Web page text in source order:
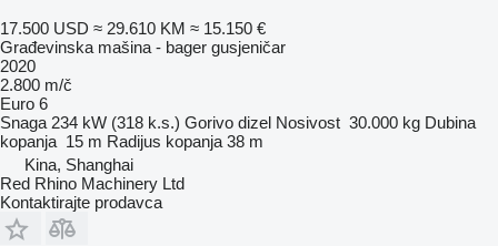
17.500 USD ≈ 29.610 KM ≈ 15.150 €
Građevinska mašina - bager gusjeničar
2020
2.800 m/č
Euro 6
Snaga 234 kW (318 k.s.) Gorivo dizel Nosivost 30.000 kg Dubina
kopanja 15 m Radijus kopanja 38 m
Kina, Shanghai
Red Rhino Machinery Ltd
Kontaktirajte prodavca